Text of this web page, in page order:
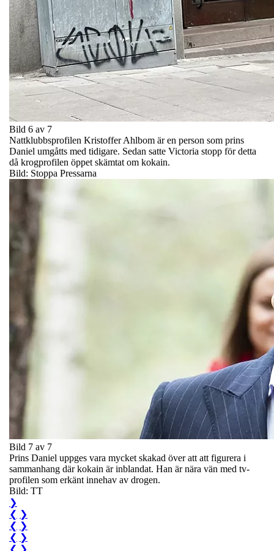
Bild 6 av 7
Nattklubbsprofilen Kristoffer Ahlbom är en person som prins
Daniel umgåtts med tidigare. Sedan satte Victoria stopp för detta
då krogprofilen öppet skämtat om kokain.
Bild: Stoppa Pressarna
Bild 7 av 7
Prins Daniel uppges vara mycket skakad över att att figurera i
sammanhang där kokain är inblandat. Han är nära vän med tv-
profilen som erkänt innehav av drogen.
Bild: TT
❯
❮ ❯
❮ ❯
❮ ❯
❮ ❯